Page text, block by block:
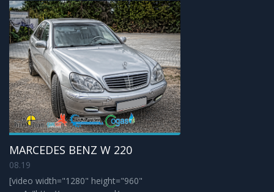
MARCEDES BENZ W 220
08.19
[video width="1280" height="960"